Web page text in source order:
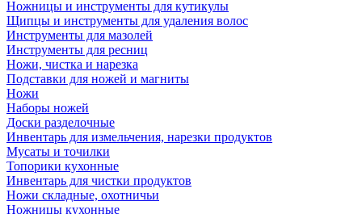
Ножницы и инструменты для кутикулы
Щипцы и инструменты для удаления волос
Инструменты для мазолей
Инструменты для ресниц
Ножи, чистка и нарезка
Подставки для ножей и магниты
Ножи
Наборы ножей
Доски разделочные
Инвентарь для измельчения, нарезки продуктов
Мусаты и точилки
Топорики кухонные
Инвентарь для чистки продуктов
Ножи складные, охотничьи
Ножницы кухонные